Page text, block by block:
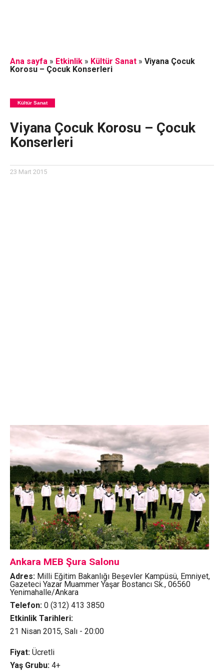
Ana sayfa» Etkinlik» Kültür Sanat» Viyana Çocuk
Korosu – Çocuk Konserleri
Kültür Sanat
Viyana Çocuk Korosu – Çocuk
Konserleri
23 Mart 2015
Ankara MEB Şura Salonu
Adres: Milli Eğitim Bakanlığı Beşevler Kampüsü, Emniyet,
Gazeteci Yazar Muammer Yaşar Bostancı Sk., 06560
Yenimahalle/Ankara
Telefon: 0 (312) 413 3850
Etkinlik Tarihleri:
21 Nisan 2015, Salı - 20:00
Fiyat:Ücretli
Yaş Grubu:4+